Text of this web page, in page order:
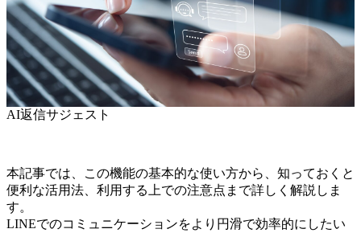
AI返信サジェスト
本記事では、この機能の基本的な使い方から、知っておくと
便利な活用法、利用する上での注意点まで詳しく解説しま
す。
LINEでのコミュニケーションをより円滑で効率的にしたい